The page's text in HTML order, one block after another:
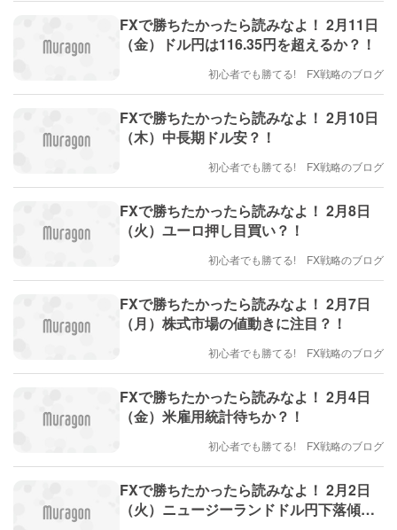
FXで勝ちたかったら読みなよ！ 2月11日
（金）ドル円は116.35円を超えるか？！
初心者でも勝てる! FX戦略のブログ
FXで勝ちたかったら読みなよ！ 2月10日
（木）中長期ドル安？！
初心者でも勝てる! FX戦略のブログ
FXで勝ちたかったら読みなよ！ 2月8日
（火）ユーロ押し目買い？！
初心者でも勝てる! FX戦略のブログ
FXで勝ちたかったら読みなよ！ 2月7日
（月）株式市場の値動きに注目？！
初心者でも勝てる! FX戦略のブログ
FXで勝ちたかったら読みなよ！ 2月4日
（金）米雇用統計待ちか？！
初心者でも勝てる! FX戦略のブログ
FXで勝ちたかったら読みなよ！ 2月2日
（火）ニュージーランドドル円下落傾